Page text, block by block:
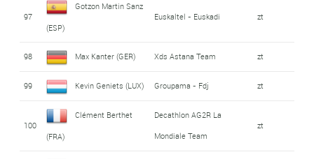
97
Gotzon Martin Sanz
(ESP)
Euskaltel - Euskadi zt
98 Max Kanter (GER) Xds Astana Team zt
99 Kevin Geniets (LUX) Groupama - Fdj zt
100
Clément Berthet
(FRA)
Decathlon AG2R La
Mondiale Team
zt